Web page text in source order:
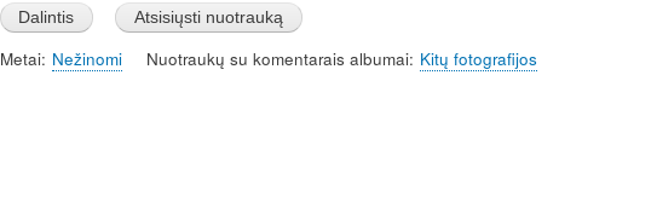
Metai Nežinomi Nuotraukų su komentarais albumai Kitų fotografijos